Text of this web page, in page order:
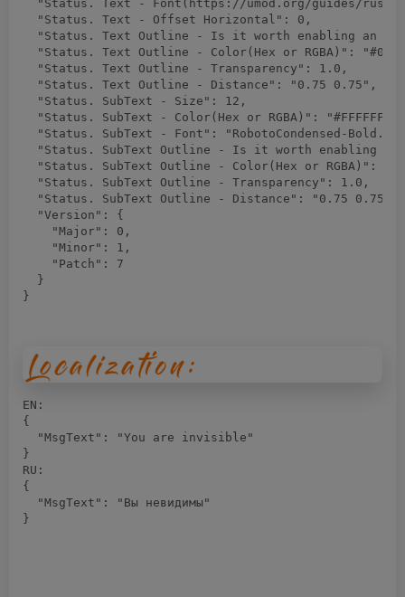
"Status. Text - Font(https://umod.org/guides/
  "Status. Text - Offset Horizontal": 0,
"Status. Text Outline - Is it worth enabling an
"Status. Text Outline - Color(Hex or RGBA)":
  "Status. Text Outline - Transparency": 1.0,
  "Status. Text Outline - Distance": "0.75 0.75",
  "Status. SubText - Size": 12,
  "Status. SubText - Color(Hex or RGBA)": "#FFFFFF",
"Status. SubText - Font": "RobotoCondensed-
"Status. SubText Outline - Is it worth enabling
"Status. SubText Outline - Color(Hex or RGBA)":
  "Status. SubText Outline - Transparency": 1.0,
  "Status. SubText Outline - Distance": "0.75 0.75",
  "Version": {
    "Major": 0,
    "Minor": 1,
    "Patch": 7
  }
}
EN:
{
  "MsgText": "You are invisible"
}
RU:
{
  "MsgText": "Вы невидимы"
}